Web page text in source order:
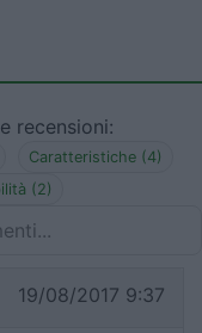
recensioni:
Caratteristiche (4)
(2)
19/08/2017 9:37